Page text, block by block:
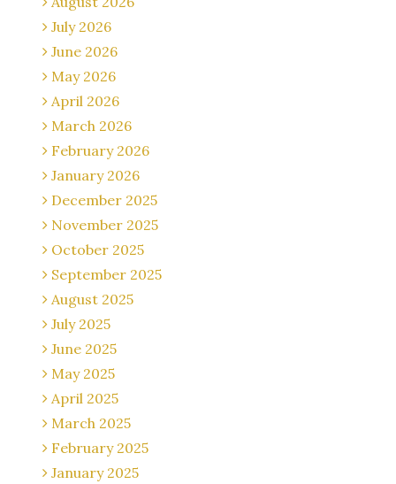
July 2026
June 2026
May 2026
April 2026
March 2026
February 2026
January 2026
December 2025
November 2025
October 2025
September 2025
August 2025
July 2025
June 2025
May 2025
April 2025
March 2025
February 2025
January 2025